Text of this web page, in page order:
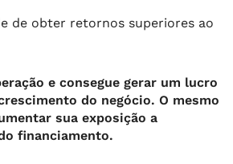
de obter retornos superiores ao
e consegue gerar um lucro
do negócio. O mesmo
sua exposição a
financiamento.